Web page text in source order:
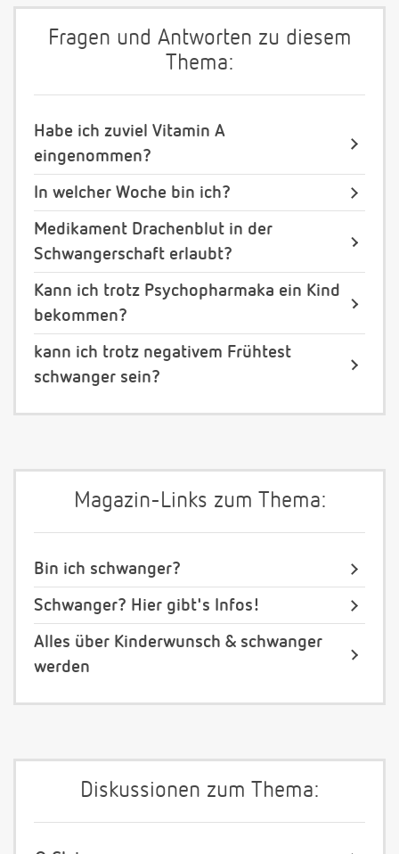
Fragen und Antworten zu diesem
Thema:
Habe ich zuviel Vitamin A
eingenommen?
In welcher Woche bin ich?
Medikament Drachenblut in der
Schwangerschaft erlaubt?
Kann ich trotz Psychopharmaka ein Kind
bekommen?
kann ich trotz negativem Frühtest
schwanger sein?
Magazin-Links zum Thema:
Bin ich schwanger?
Schwanger? Hier gibt's Infos!
Alles über Kinderwunsch & schwanger
werden
Diskussionen zum Thema: